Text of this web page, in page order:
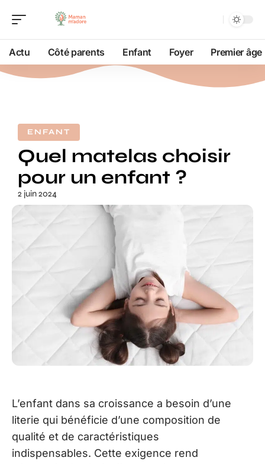
Actu Côté parents Enfant Foyer Premier âge
ENFANT
Quel matelas choisir
pour un enfant ?
2 juin 2024
L’enfant dans sa croissance a besoin d’une
literie qui bénéficie d’une composition de
qualité et de caractéristiques
indispensables. Cette exigence rend